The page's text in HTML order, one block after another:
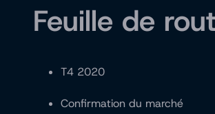
Feuille de
T4 2020
Confirmation du marché